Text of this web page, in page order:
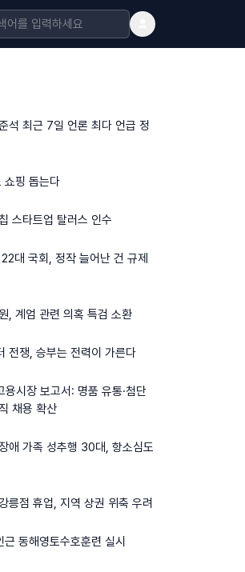
석 최근 7일 언론 최다 언급 정
쇼핑 돕는다
스타트업 탈러스 인수
대 국회, 정작 늘어난 건 규제
, 계엄 관련 의혹 특검 소환
전쟁, 승부는 전력이 가른다
시장 보고서: 명품 유통·첨단
채용 확산
애 가족 성추행 30대, 항소심도
릉점 휴업, 지역 상권 위축 우려
근 동해영토수호훈련 실시